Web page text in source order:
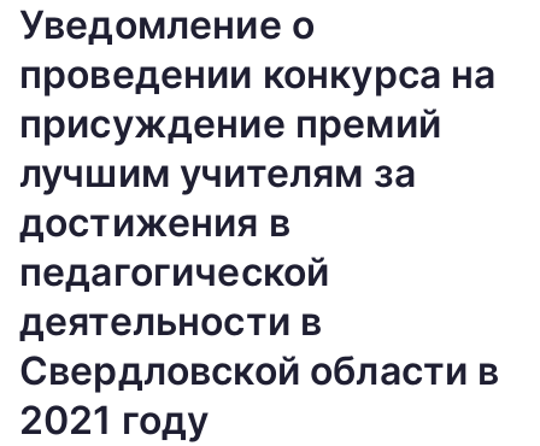
Уведомление о
проведении конкурса на
присуждение премий
лучшим учителям за
достижения в
педагогической
деятельности в
Свердловской области в
2021 году